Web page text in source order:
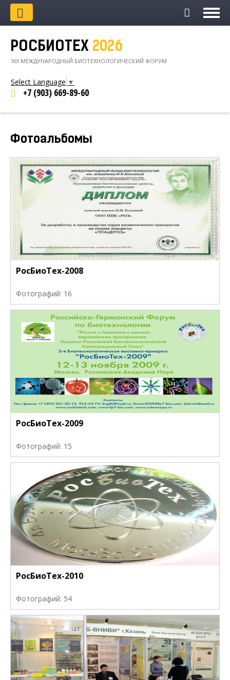
РОСБИОТЕХ 2026
XIХ МЕЖДУНАРОДНЫЙ БИОТЕХНОЛОГИЧЕСКИЙ ФОРУМ
Select Language ▼
+7 (903) 669-89-60
Фотоальбомы
РосБиоТех-2008
Фотографий: 16
РосБиоТех-2009
Фотографий: 15
РосБиоТех-2010
Фотографий: 54